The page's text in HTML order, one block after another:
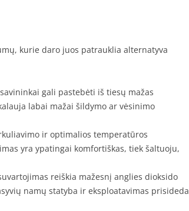
kurie daro juos patrauklia alternatyva
gali pastebėti iš tiesų mažas
labai mažai šildymo ar vėsinimo
ir optimalios temperatūros
yra ypatingai komfortiškas, tiek šaltuoju,
reiškia mažesnį anglies dioksido
namų statyba ir eksploatavimas prisideda